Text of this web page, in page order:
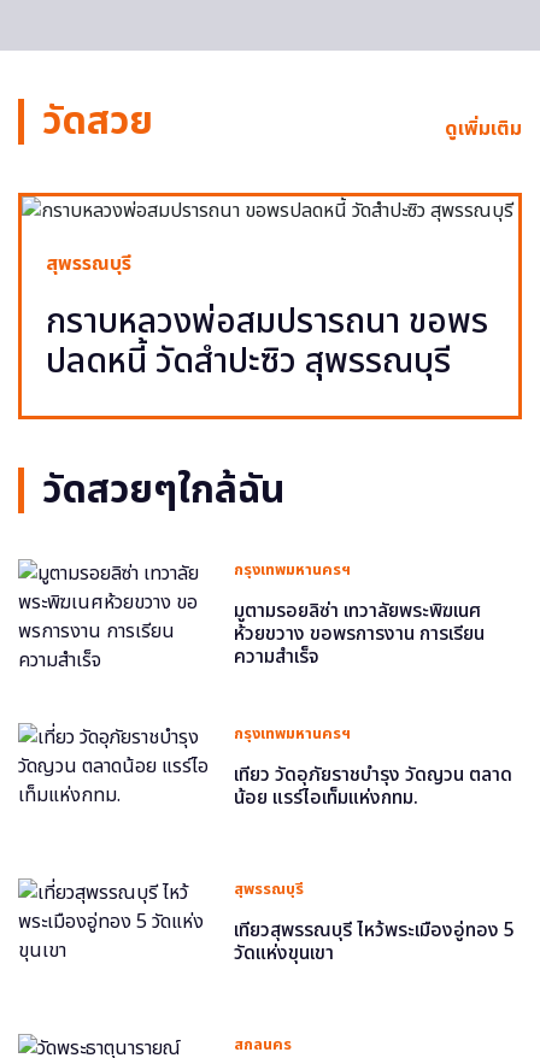
วัดสวย ดูเพิ่มเติม
สุพรรณบุรี
กราบหลวงพ่อสมปรารถนา ขอพร
ปลดหนี้ วัดสำปะซิว สุพรรณบุรี
วัดสวยๆใกล้ฉัน
กรุงเทพมหานครฯ
มูตามรอยลิซ่า เทวาลัยพระพิฆเนศ
ห้วยขวาง ขอพรการงาน การเรียน
ความสำเร็จ
กรุงเทพมหานครฯ
เที่ยว วัดอุภัยราชบำรุง วัดญวน ตลาด
น้อย แรร์ไอเท็มแห่งกทม.
สุพรรณบุรี
เที่ยวสุพรรณบุรี ไหว้พระเมืองอู่ทอง 5
วัดแห่งขุนเขา
สกลนคร